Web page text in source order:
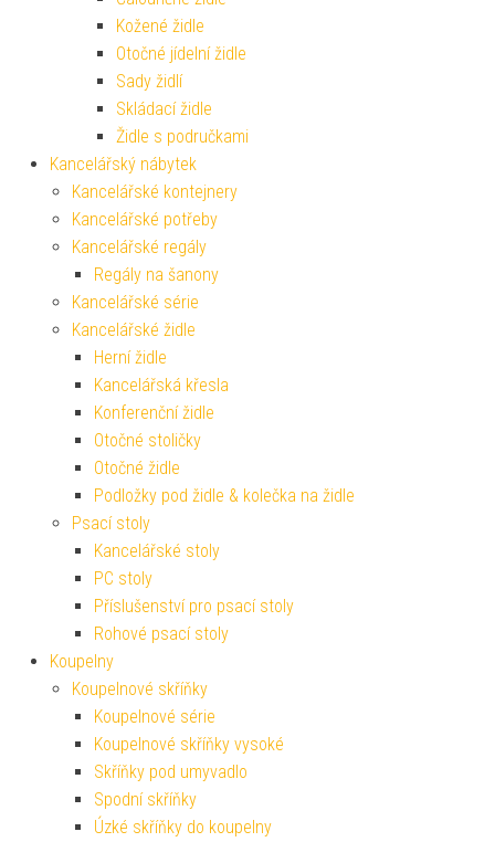
Kožené židle
Otočné jídelní židle
Sady židlí
Skládací židle
Židle s područkami
Kancelářský nábytek
Kancelářské kontejnery
Kancelářské potřeby
Kancelářské regály
Regály na šanony
Kancelářské série
Kancelářské židle
Herní židle
Kancelářská křesla
Konferenční židle
Otočné stoličky
Otočné židle
Podložky pod židle & kolečka na židle
Psací stoly
Kancelářské stoly
PC stoly
Příslušenství pro psací stoly
Rohové psací stoly
Koupelny
Koupelnové skříňky
Koupelnové série
Koupelnové skříňky vysoké
Skříňky pod umyvadlo
Spodní skříňky
Úzké skříňky do koupelny